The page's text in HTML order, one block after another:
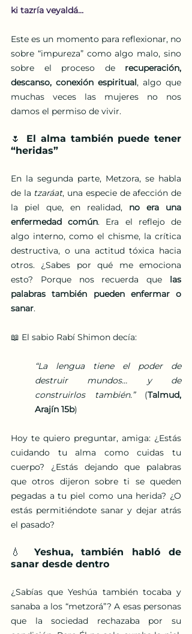
ki tazría veyaldá…
Este es un momento para reflexionar, no
sobre “impureza” como algo malo, sino
sobre el proceso de recuperación,
descanso, conexión espiritual, algo que
muchas veces las mujeres no nos
damos el permiso de vivir.
🌷 El alma también puede tener
“heridas”
En la segunda parte, Metzora, se habla
de la tzaráat, una especie de afección de
la piel que, en realidad, no era una
enfermedad común. Era el reflejo de
algo interno, como el chisme, la crítica
destructiva, o una actitud tóxica hacia
otros. ¿Sabes por qué me emociona
esto? Porque nos recuerda que las
palabras también pueden enfermar o
sanar.
📖 El sabio Rabí Shimon decía:
“La lengua tiene el poder de
destruir mundos… y de
construirlos también.” (Talmud,
Arajín 15b)
Hoy te quiero preguntar, amiga: ¿Estás
cuidando tu alma como cuidas tu
cuerpo? ¿Estás dejando que palabras
que otros dijeron sobre ti se queden
pegadas a tu piel como una herida? ¿O
estás permitiéndote sanar y dejar atrás
el pasado?
💧 Yeshua, también habló de
sanar desde dentro
¿Sabías que Yeshúa también tocaba y
sanaba a los “metzorá”? A esas personas
que la sociedad rechazaba por su